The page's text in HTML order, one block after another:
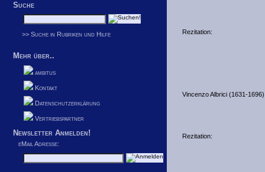
Suche
>> Suche in Rubriken und Hilfe
Mehr über..
ambitus
Kontakt
Datenschutzerklärung
Vertriebspartner
Newsletter Anmelden!
eMail Adresse:
Rezitation:
Vincenzo Albrici (1631-
Rezitation: